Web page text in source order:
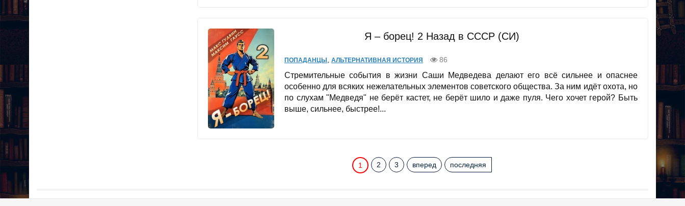
Я – борец! 2 Назад в СССР (СИ)
ПОПАДАНЦЫ , АЛЬТЕРНАТИВНАЯ ИСТОРИЯ 86
Стремительные события в жизни Саши Медведева делают его всё сильнее и опаснее
особенно для всяких нежелательных элементов советского общества. За ним идёт охота, но
по слухам "Медведя" не берёт кастет, не берёт шило и даже пуля. Чего хочет герой? Быть
выше, сильнее, быстрее!...
1 2 3 вперед последняя